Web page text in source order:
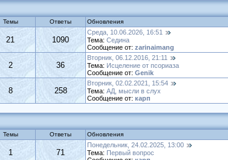
Темы Ответы Обновления
21 1090
Среда, 10.06.2026, 16:51
Тема: Седина
Сообщение от: zarinaimang
2 36
Вторник, 06.12.2016, 21:11
Тема: Исцеление от псориаза
Сообщение от: Genik
8 258
Вторник, 02.02.2021, 15:54
Тема: АД, мысли в слух
Сообщение от: карп
Темы Ответы Обновления
1 71
Понедельник, 24.02.2025, 13:00
Тема: Первый вопрос